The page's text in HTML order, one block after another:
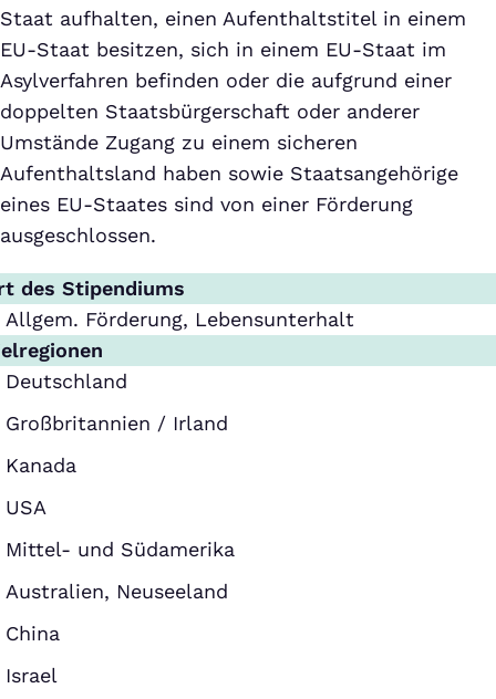
Staat aufhalten, einen Aufenthaltstitel in einem
EU-Staat besitzen, sich in einem EU-Staat im
Asylverfahren befinden oder die aufgrund einer
doppelten Staatsbürgerschaft oder anderer
Umstände Zugang zu einem sicheren
Aufenthaltsland haben sowie Staatsangehörige
eines EU-Staates sind von einer Förderung
ausgeschlossen.
des Stipendiums
Allgem. Förderung, Lebensunterhalt
Deutschland
Großbritannien / Irland
Kanada
USA
Mittel- und Südamerika
Australien, Neuseeland
China
Israel